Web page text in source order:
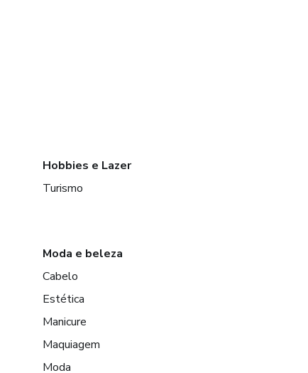
Hobbies e Lazer
Turismo
Moda e beleza
Cabelo
Estética
Manicure
Maquiagem
Moda